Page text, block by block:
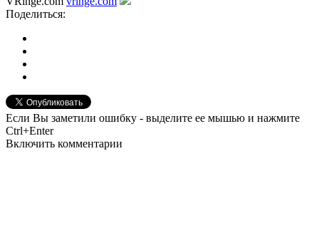
Поделиться:
Если Вы заметили ошибку - выделите ее мышью и нажмите
Ctrl+Enter
Включить комментарии